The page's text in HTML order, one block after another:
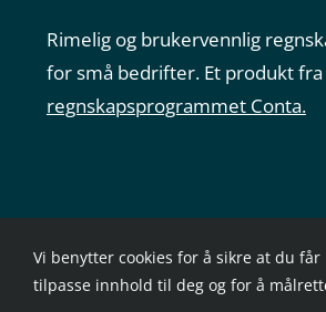
Rimelig og brukervennlig
for små bedrifter. Et produkt fra
regnskapsprogrammet Conta.
Vi benytter cookies for å sikre at du
tilpasse innhold til deg og for å